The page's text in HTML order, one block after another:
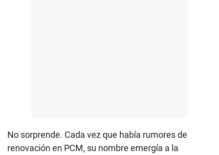
No sorprende. Cada vez que había rumores de
renovación en PCM, su nombre emergía a la